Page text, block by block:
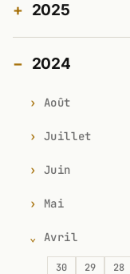
2025
2024
Août
Juillet
Juin
Mai
Avril
30 29 28